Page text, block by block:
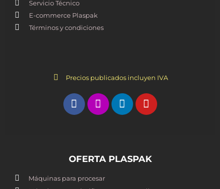
Servicio Técnico
E-commerce Plaspak
Términos y condiciones
Precios publicados incluyen IVA
OFERTA PLASPAK
Máquinas para procesar